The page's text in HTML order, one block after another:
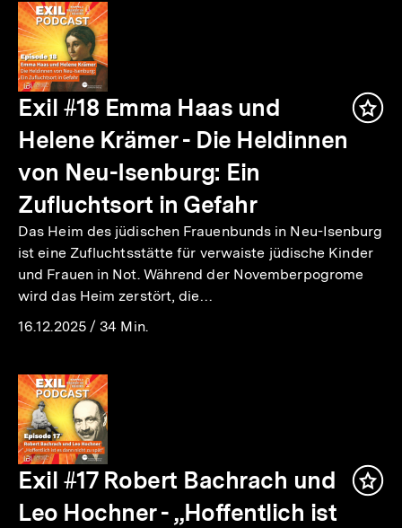
Exil #18 Emma Haas und
Helene Krämer - Die Heldinnen
von Neu-Isenburg: Ein
Zufluchtsort in Gefahr
Das Heim des jüdischen Frauenbunds in Neu-Isenburg
ist eine Zufluchtsstätte für verwaiste jüdische Kinder
und Frauen in Not. Während der Novemberpogrome
wird das Heim zerstört, die…
16.12.2025/ 34 Min.
Exil #17 Robert Bachrach und
Leo Hochner - „Hoffentlich ist